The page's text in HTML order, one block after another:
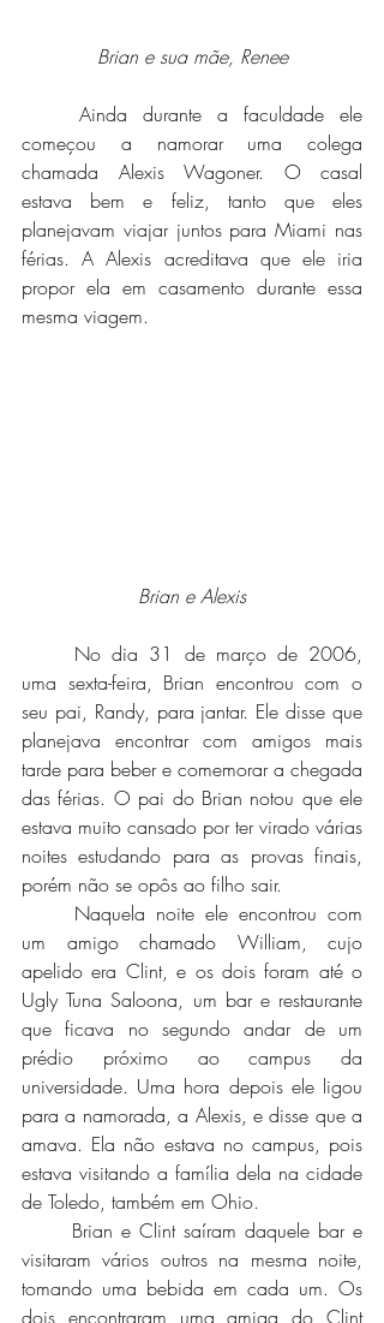
Brian e sua mãe, Renee
começou a namorar uma colega
chamada Alexis Wagoner. O casal
estava bem e feliz, tanto que eles
planejavam viajar juntos para Miami nas
férias. A Alexis acreditava que ele iria
propor ela em casamento durante essa
mesma viagem.
Brian e Alexis
uma sexta-feira, Brian encontrou com o
seu pai, Randy, para jantar. Ele disse que
planejava encontrar com amigos mais
tarde para beber e comemorar a chegada
das férias. O pai do Brian notou que ele
estava muito cansado por ter virado várias
noites estudando para as provas finais,
porém não se opôs ao filho sair.
um amigo chamado William, cujo
apelido era Clint, e os dois foram até o
Ugly Tuna Saloona, um bar e restaurante
que ficava no segundo andar de um
prédio próximo ao campus da
universidade. Uma hora depois ele ligou
para a namorada, a Alexis, e disse que a
amava. Ela não estava no campus, pois
estava visitando a família dela na cidade
de Toledo, também em Ohio.
visitaram vários outros na mesma noite,
tomando uma bebida em cada um. Os
dois encontraram uma amiga do Clint